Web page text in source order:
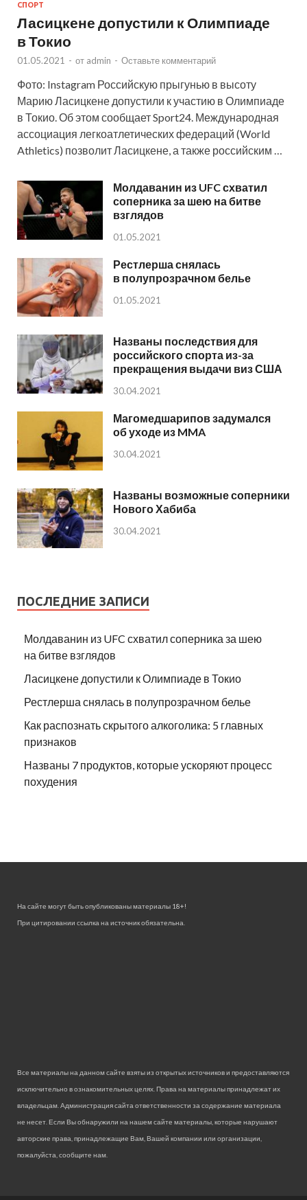
СПОРТ
Ласицкене допустили к Олимпиаде
в Токио
01.05.2021 - от admin - Оставьте комментарий
Фото: Instagram Российскую прыгунью в высоту
Марию Ласицкене допустили к участию в Олимпиаде
в Токио. Об этом сообщает Sport24. Международная
ассоциация легкоатлетических федераций (World
Athletics) позволит Ласицкене, а также российским …
Молдаванин из UFC схватил
соперника за шею на битве
взглядов
01.05.2021
Рестлерша снялась
в полупрозрачном белье
01.05.2021
Названы последствия для
российского спорта из-за
прекращения выдачи виз США
30.04.2021
Магомедшарипов задумался
об уходе из MMA
30.04.2021
Названы возможные соперники
Нового Хабиба
30.04.2021
ПОСЛЕДНИЕ ЗАПИСИ
Молдаванин из UFC схватил соперника за шею
на битве взглядов
Ласицкене допустили к Олимпиаде в Токио
Рестлерша снялась в полупрозрачном белье
Как распознать скрытого алкоголика: 5 главных
признаков
Названы 7 продуктов, которые ускоряют процесс
похудения
На сайте могут быть опубликованы материалы 18+!
При цитировании ссылка на источник обязательна.
Все материалы на данном сайте взяты из открытых источников и предоставляются
исключительно в ознакомительных целях. Права на материалы принадлежат их
владельцам. Администрация сайта ответственности за содержание материала
не несет. Если Вы обнаружили на нашем сайте материалы, которые нарушают
авторские права, принадлежащие Вам, Вашей компании или организации,
пожалуйста, сообщите нам.